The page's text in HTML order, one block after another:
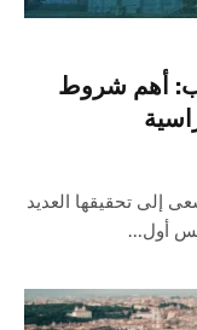
أهم شروط
إلى تحقيقها العديد
أول…